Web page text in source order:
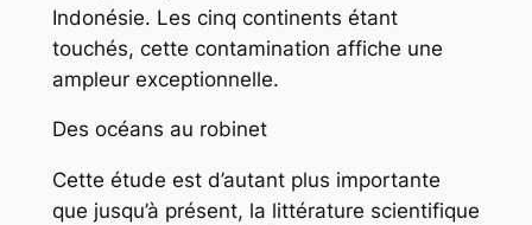
Indonésie. Les cinq continents étant
touchés, cette contamination affiche une
ampleur exceptionnelle.
Des océans au robinet
Cette étude est d’autant plus importante
que jusqu’à présent, la littérature scientifique